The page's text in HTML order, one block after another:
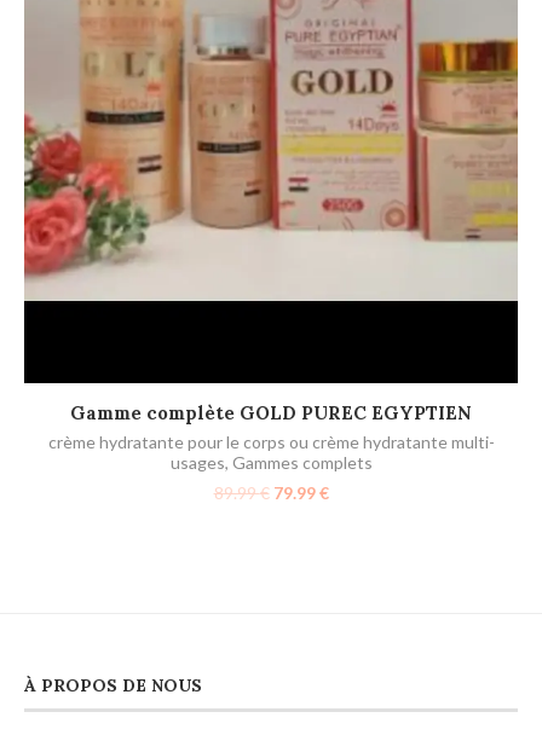
AJOUTER AU PANIER
Gamme complète GOLD PUREC EGYPTIEN
crème hydratante pour le corps ou crème hydratante multi-
usages, Gammes complets
89.99€ 79.99€
À PROPOS DE NOUS